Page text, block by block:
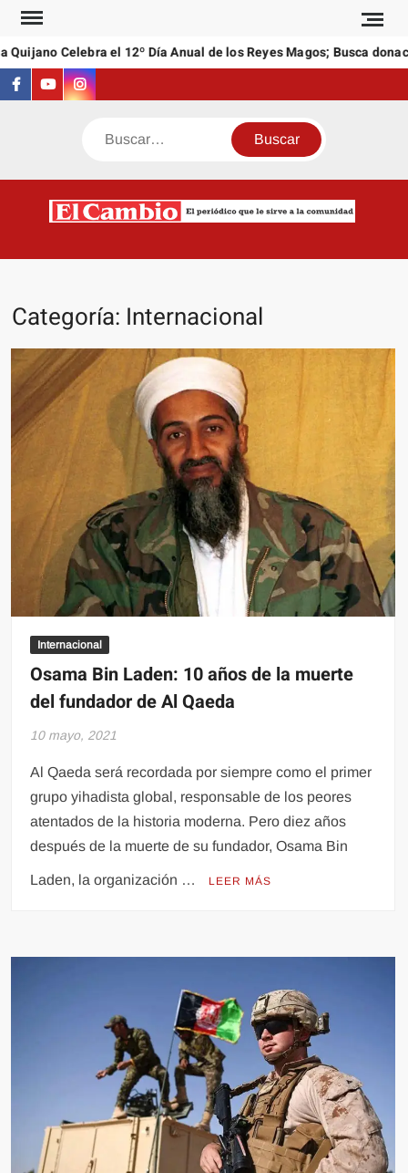
Saltar
contenidoCelebra el 12º Día Anual de los Reyes Magos; Busca
Facebook
YoutubeInstagram
Buscar
Categoría: Internacional
Internacional
Osama Bin Laden: 10 años de la muerte
del fundador de Al Qaeda
10 mayo, 2021
Al Qaeda será recordada por siempre como el primer
grupo yihadista global, responsable de los peores
atentados de la historia moderna. Pero diez años
después de la muerte de su fundador, Osama Bin
Laden, la organización … LEER MÁS